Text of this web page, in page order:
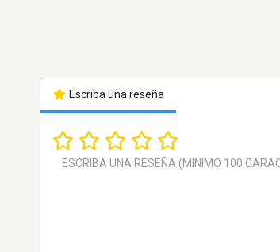
Escriba una reseña